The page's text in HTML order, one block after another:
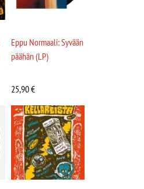
Eppu Normaali: Syvään
päähän (LP)
25,90€